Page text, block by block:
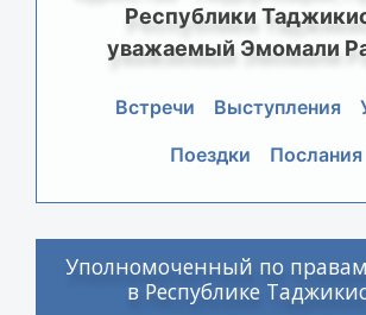
Республики
уважаемый Эмомали
Встречи Выступления
Поездки
Послания
Уполномоченный по правам
в Республике